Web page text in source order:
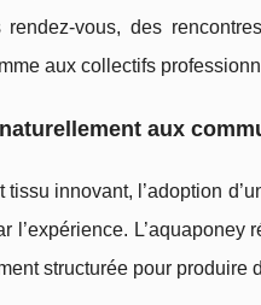
rendez-vous, des
aux collectifs
aux
tissu innovant, l’adoption
l’expérience.
structurée pour